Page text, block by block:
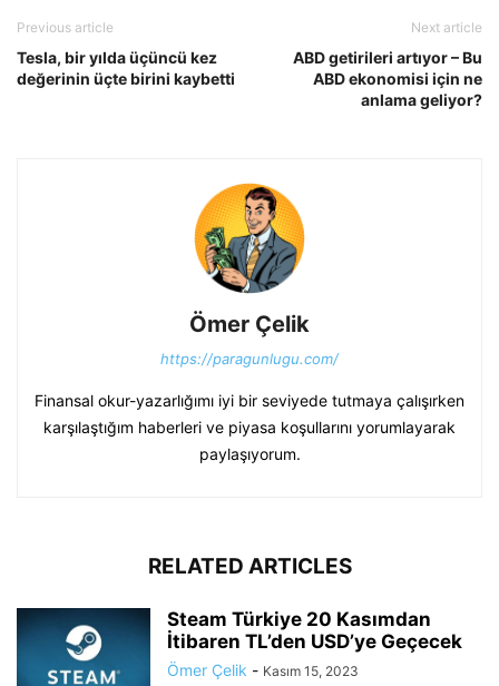
Previous article
Tesla, bir yılda üçüncü kez
değerinin üçte birini kaybetti
Next article
ABD getirileri artıyor – Bu
ABD ekonomisi için ne
anlama geliyor?
Ömer Çelik
https://paragunlugu.com/
Finansal okur-yazarlığımı iyi bir seviyede tutmaya çalışırken
karşılaştığım haberleri ve piyasa koşullarını yorumlayarak
paylaşıyorum.
RELATED ARTICLES
Steam Türkiye 20 Kasımdan
İtibaren TL’den USD’ye Geçecek
Ömer Çelik - Kasım 15, 2023